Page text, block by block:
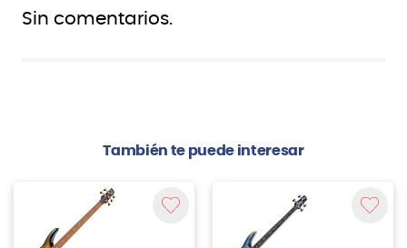
Sin comentarios.
También te puede interesar